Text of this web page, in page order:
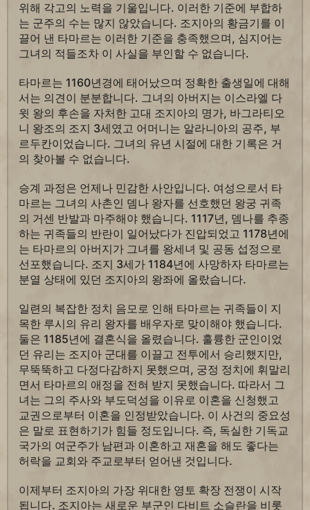
위해 각고의 노력을 기울입니다. 이러한 기준에 부합하
는 군주의 수는 많지 않았습니다. 조지아의 황금기를 이
끌어 낸 타마르는 이러한 기준을 충족했으며, 심지어는
그녀의 적들조차 이 사실을 부인할 수 없습니다.
타마르는 1160년경에 태어났으며 정확한 출생일에 대해
서는 의견이 분분합니다. 그녀의 아버지는 이스라엘 다
윗 왕의 후손을 자처한 고대 조지아의 명가, 바그라티오
니 왕조의 조지 3세였고 어머니는 알라니아의 공주, 부
르두칸이었습니다. 그녀의 유년 시절에 대한 기록은 거
의 찾아볼 수 없습니다.
승계 과정은 언제나 민감한 사안입니다. 여성으로서 타
마르는 그녀의 사촌인 뎀나 왕자를 선호했던 왕궁 귀족
의 거센 반발과 마주해야 했습니다. 1117년, 뎀나를 추종
하는 귀족들의 반란이 일어났다가 진압되었고 1178년에
는 타마르의 아버지가 그녀를 왕세녀 및 공동 섭정으로
선포했습니다. 조지 3세가 1184년에 사망하자 타마르는
분열 상태에 있던 조지아의 왕좌에 올랐습니다.
일련의 복잡한 정치 음모로 인해 타마르는 귀족들이 지
목한 루시의 유리 왕자를 배우자로 맞이해야 했습니다.
둘은 1185년에 결혼식을 올렸습니다. 훌륭한 군인이었
던 유리는 조지아 군대를 이끌고 전투에서 승리했지만,
무뚝뚝하고 다정다감하지 못했으며, 궁정 정치에 휘말리
면서 타마르의 애정을 전혀 받지 못했습니다. 따라서 그
녀는 그의 주사와 부도덕성을 이유로 이혼을 신청했고
교권으로부터 이혼을 인정받았습니다. 이 사건의 중요성
은 말로 표현하기가 힘들 정도입니다. 즉, 독실한 기독교
국가의 여군주가 남편과 이혼하고 재혼을 해도 좋다는
허락을 교회와 주교로부터 얻어낸 것입니다.
이제부터 조지아의 가장 위대한 영토 확장 전쟁이 시작
됩니다. 조지아는 새로운 부군인 다비트 소슬란을 비롯